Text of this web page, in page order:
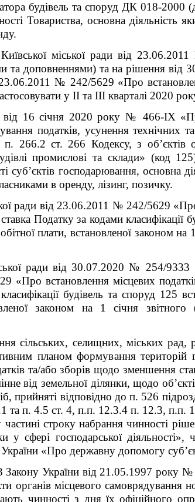
будівель та споруд ДК 018-2000
Товариства, основна
міської ради від
та доповненнями) та на рішення
23.06.2011 № 242/5629 «Про
у ІІ та ІІІ кварталі 2020
від 16 січня 2020 року № 466-ІХ
податків, усунення технічних
266.2 ст. 266 Кодексу, з об’єктів
промислові та склади» (код
суб’єктів господарювання, основна
в оренду, лізинг, позичку.
ради від 23.06.2011 № 242/5629
Податку за кодами класифікації
плати, встановленої законом
ради від 30.07.2020 № 254/9333
«Про встановлення місцевих
будівель та споруд 125
законом на 1 січня
сільських, селищних, міських рад,
планом формування
та/або зборів щодо зменшення
від земельної ділянки, щодо
прийняті відповідно до п. 526
п. 4.5 ст. 4, п.п. 12.3.4 п. 12.3, п.п.
строку набрання чинності
у сфері господарської
України «Про державну допомогу
Закону України від 21.05.1997 року
органів місцевого самоврядування
чинності з дня їх офіційного